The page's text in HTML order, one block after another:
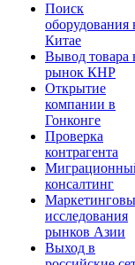
Поиск
оборудования
Китае
Вывод товара
рынок КНР
Открытие
компании в
Гонконге
Проверка
контрагента
консалтинг
исследования
рынков Азии
Выход в